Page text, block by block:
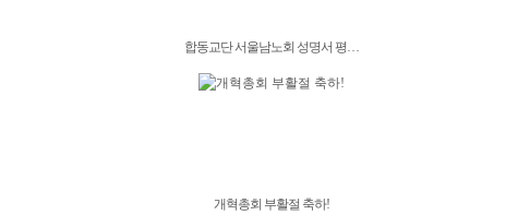
합동교단 서울남노회 성명서 평…
개혁총회 부활절 축하!